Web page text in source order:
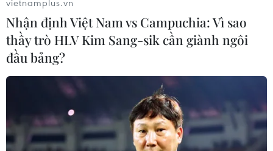
Nhận định Việt Nam vs Campuchia: Vì sao
thầy trò HLV Kim Sang-sik cần giành ngôi
đầu bảng?